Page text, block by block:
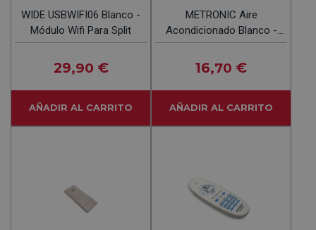
WIDE USBWIFI06 Blanco -
Módulo Wifi Para Split
29,90 €
AÑADIR AL CARRITO
METRONIC Aire
Acondicionado Blanco -
Mando A Distancia
Universal
16,70 €
AÑADIR AL CARRITO